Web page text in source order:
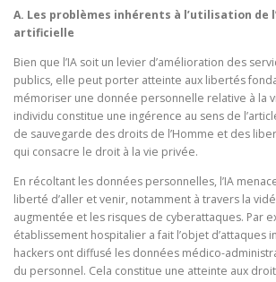
A. Les problèmes inhérents à l’utilisation de
artificielle
Bien que l’IA soit un levier d’amélioration des
publics, elle peut porter atteinte aux libertés
mémoriser une donnée personnelle relative à la
individu constitue une ingérence au sens de
de sauvegarde des droits de l’Homme et des
qui consacre le droit à la vie privée.
En récoltant les données personnelles, l’IA
liberté d’aller et venir, notamment à travers la
augmentée et les risques de cyberattaques. Par
établissement hospitalier a fait l’objet d’attaques
hackers ont diffusé les données médico-
du personnel. Cela constitue une atteinte aux